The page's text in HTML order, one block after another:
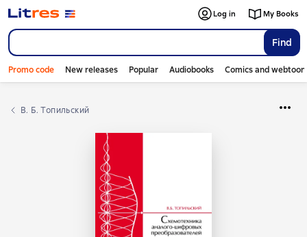
Find
Log in My Books
Promo code New releases Popular Audiobooks Comics and
В. Б. Топильский